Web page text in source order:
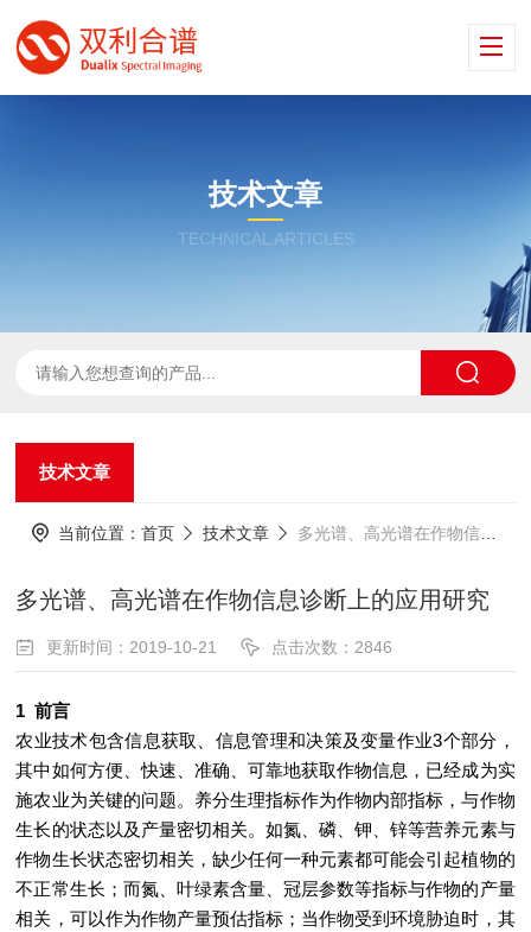
技术文章
TECHNICAL ARTICLES
技术文章
当前位置：首页 技术文章 多光谱、高光谱在作物信息诊断上的应用研究
多光谱、高光谱在作物信息诊断上的应用研究
更新时间：2019-10-21 点击次数：2846
1 前言
农业技术包含信息获取、信息管理和决策及变量作业3个部分，
其中如何方便、快速、准确、可靠地获取作物信息，已经成为实
施农业为关键的问题。养分生理指标作为作物内部指标，与作物
生长的状态以及产量密切相关。如氮、磷、钾、锌等营养元素与
作物生长状态密切相关，缺少任何一种元素都可能会引起植物的
不正常生长；而氮、叶绿素含量、冠层参数等指标与作物的产量
相关，可以作为作物产量预估指标；当作物受到环境胁迫时，其